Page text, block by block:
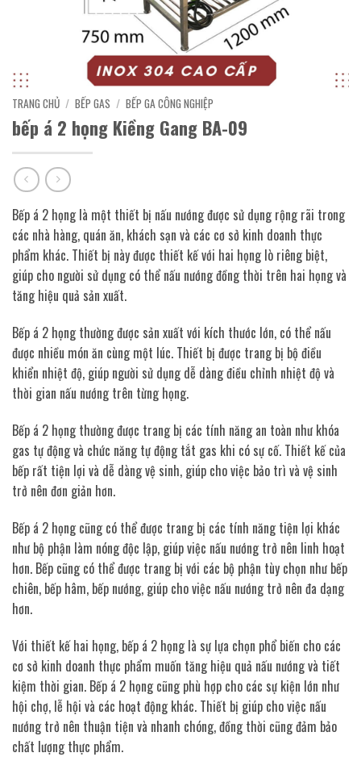
TRANG CHỦ / BẾP GAS / BẾP GA CÔNG NGHIỆP
bếp á 2 họng Kiềng Gang BA-09
Bếp á 2 họng là một thiết bị nấu nướng được sử dụng rộng rãi trong
các nhà hàng, quán ăn, khách sạn và các cơ sở kinh doanh thực
phẩm khác. Thiết bị này được thiết kế với hai họng lò riêng biệt,
giúp cho người sử dụng có thể nấu nướng đồng thời trên hai họng và
tăng hiệu quả sản xuất.
Bếp á 2 họng thường được sản xuất với kích thước lớn, có thể nấu
được nhiều món ăn cùng một lúc. Thiết bị được trang bị bộ điều
khiển nhiệt độ, giúp người sử dụng dễ dàng điều chỉnh nhiệt độ và
thời gian nấu nướng trên từng họng.
Bếp á 2 họng thường được trang bị các tính năng an toàn như khóa
gas tự động và chức năng tự động tắt gas khi có sự cố. Thiết kế của
bếp rất tiện lợi và dễ dàng vệ sinh, giúp cho việc bảo trì và vệ sinh
trở nên đơn giản hơn.
Bếp á 2 họng cũng có thể được trang bị các tính năng tiện lợi khác
như bộ phận làm nóng độc lập, giúp việc nấu nướng trở nên linh hoạt
hơn. Bếp cũng có thể được trang bị với các bộ phận tùy chọn như bếp
chiên, bếp hâm, bếp nướng, giúp cho việc nấu nướng trở nên đa dạng
hơn.
Với thiết kế hai họng, bếp á 2 họng là sự lựa chọn phổ biến cho các
cơ sở kinh doanh thực phẩm muốn tăng hiệu quả nấu nướng và tiết
kiệm thời gian. Bếp á 2 họng cũng phù hợp cho các sự kiện lớn như
hội chợ, lễ hội và các hoạt động khác. Thiết bị giúp cho việc nấu
nướng trở nên thuận tiện và nhanh chóng, đồng thời cũng đảm bảo
chất lượng thực phẩm.